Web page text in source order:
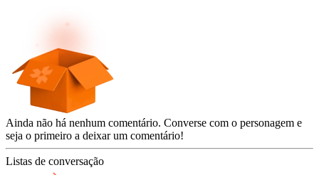
Ainda não há nenhum comentário. Converse com o personagem e
seja o primeiro a deixar um comentário!
Listas de conversação